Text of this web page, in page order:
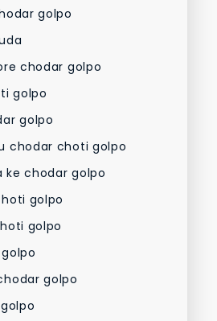
golpo
chodar golpo
golpo
golpo
chodar choti golpo
ke chodar golpo
golpo
golpo
golpo